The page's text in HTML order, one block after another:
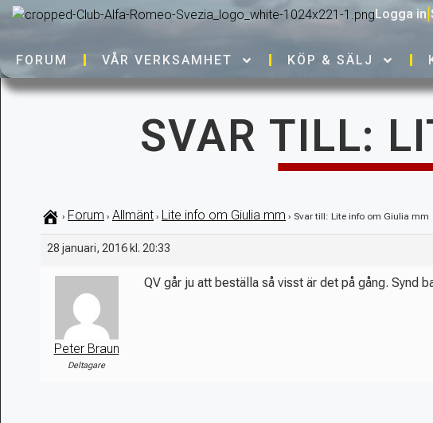
Logga in
FORUM VÅR VERKSAMHET KÖP & SÄLJ
SVAR TILL:
› Forum › Allmänt › Lite info om Giulia mm › Svar till: Lite info om Giulia mm
28 januari, 2016 kl. 20:33
Peter Braun
Deltagare
QV går ju att beställa så visst är det på gång. Synd